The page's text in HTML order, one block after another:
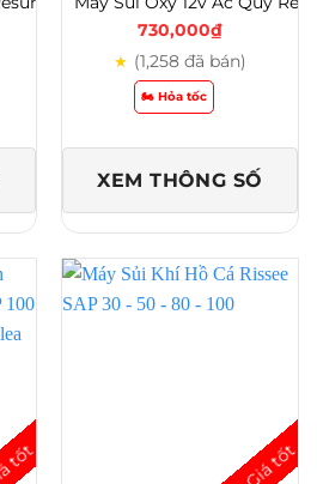
730,000₫
★ (1,258 đã bán)
🏍️ Hỏa tốc
XEM THÔNG SỐ